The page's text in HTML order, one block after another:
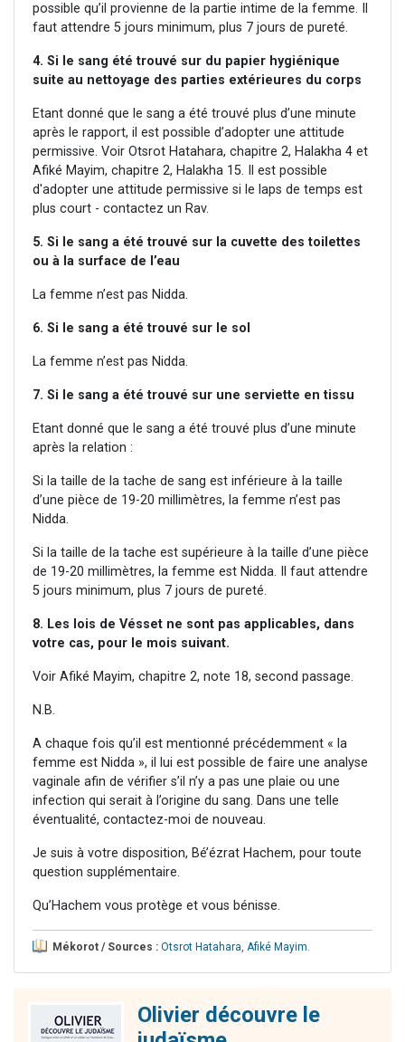
possible qu’il provienne de la partie intime de la femme. Il
faut attendre 5 jours minimum, plus 7 jours de pureté.
4. Si le sang été trouvé sur du papier hygiénique
suite au nettoyage des parties extérieures du corps
Etant donné que le sang a été trouvé plus d’une minute
après le rapport, il est possible d’adopter une attitude
permissive. Voir Otsrot Hatahara, chapitre 2, Halakha 4 et
Afiké Mayim, chapitre 2, Halakha 15. Il est possible
d'adopter une attitude permissive si le laps de temps est
plus court - contactez un Rav.
5. Si le sang a été trouvé sur la cuvette des toilettes
ou à la surface de l’eau
La femme n’est pas Nidda.
6. Si le sang a été trouvé sur le sol
La femme n’est pas Nidda.
7. Si le sang a été trouvé sur une serviette en tissu
Etant donné que le sang a été trouvé plus d’une minute
après la relation :
Si la taille de la tache de sang est inférieure à la taille
d’une pièce de 19-20 millimètres, la femme n’est pas
Nidda.
Si la taille de la tache est supérieure à la taille d’une pièce
de 19-20 millimètres, la femme est Nidda. Il faut attendre
5 jours minimum, plus 7 jours de pureté.
8. Les lois de Vésset ne sont pas applicables, dans
votre cas, pour le mois suivant.
Voir Afiké Mayim, chapitre 2, note 18, second passage.
N.B.
A chaque fois qu’il est mentionné précédemment « la
femme est Nidda », il lui est possible de faire une analyse
vaginale afin de vérifier s’il n’y a pas une plaie ou une
infection qui serait à l’origine du sang. Dans une telle
éventualité, contactez-moi de nouveau.
Je suis à votre disposition, Bé’ézrat Hachem, pour toute
question supplémentaire.
Qu’Hachem vous protège et vous bénisse.
Mékorot / Sources : Otsrot Hatahara, Afiké Mayim.
Olivier découvre le